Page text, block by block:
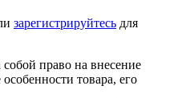
зарегистрируйтесь для
собой право на внесение
товара, его